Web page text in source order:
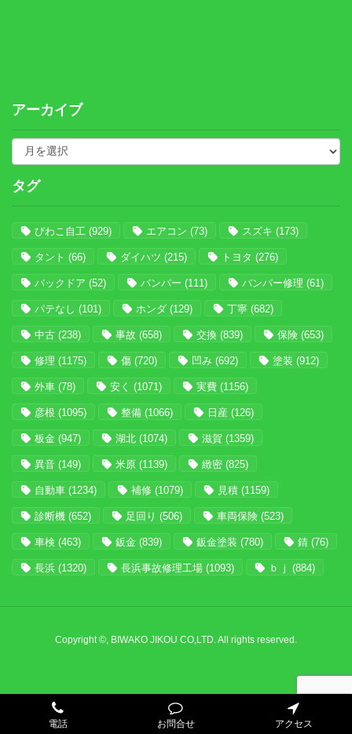
アーカイブ
タグ
びわこ自工 (929) エアコン (73) スズキ (173)
タント (66) ダイハツ (215) トヨタ (276)
バックドア (52) バンパー (111) バンパー修理 (61)
パテなし (101) ホンダ (129) 丁寧 (682)
中古 (238) 事故 (658) 交換 (839) 保険 (653)
修理 (1175) 傷 (720) 凹み (692) 塗装 (912)
外車 (78) 安く (1071) 実費 (1156)
彦根 (1095) 整備 (1066) 日産 (126)
板金 (947) 湖北 (1074) 滋賀 (1359)
異音 (149) 米原 (1139) 緻密 (825)
自動車 (1234) 補修 (1079) 見積 (1159)
診断機 (652) 足回り (506) 車両保険 (523)
車検 (463) 鈑金 (839) 鈑金塗装 (780) 錆 (76)
長浜 (1320) 長浜事故修理工場 (1093) ｂｊ (884)
Copyright ©, BIWAKO JIKOU CO,LTD. All rights reserved.
電話 お問合せ アクセス